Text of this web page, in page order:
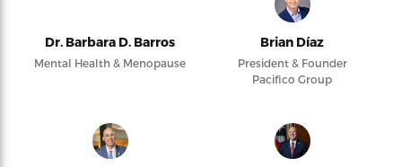
Dr. Barbara D. Barros
Mental Health & Menopause
Brian Díaz
President & Founder
Pacifico Group